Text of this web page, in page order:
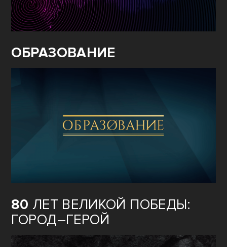
ОБРАЗОВАНИЕ
80 ЛЕТ ВЕЛИКОЙ ПОБЕДЫ:
ГОРОД–ГЕРОЙ